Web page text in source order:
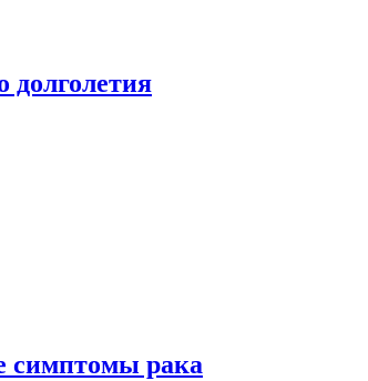
долголетия
симптомы рака